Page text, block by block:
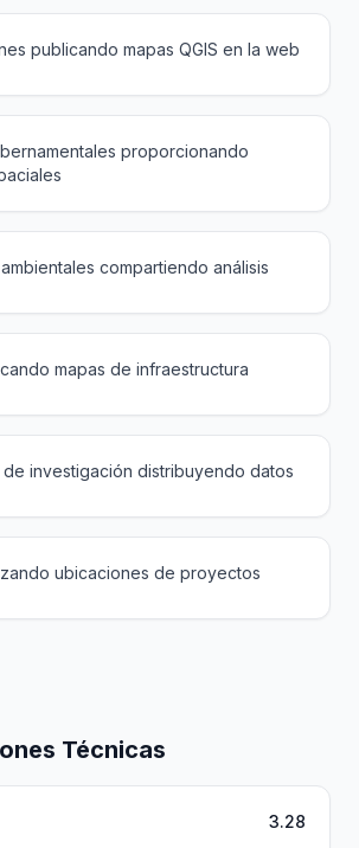
publicando mapas QGIS en la web
proporcionando
compartiendo análisis
mapas de infraestructura
de investigación distribuyendo datos
ubicaciones de proyectos
Técnicas
3.28